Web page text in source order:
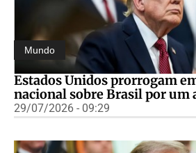
Mundo
Estados Unidos prorrogam
nacional sobre Brasil por um
29/07/2026 - 09:29